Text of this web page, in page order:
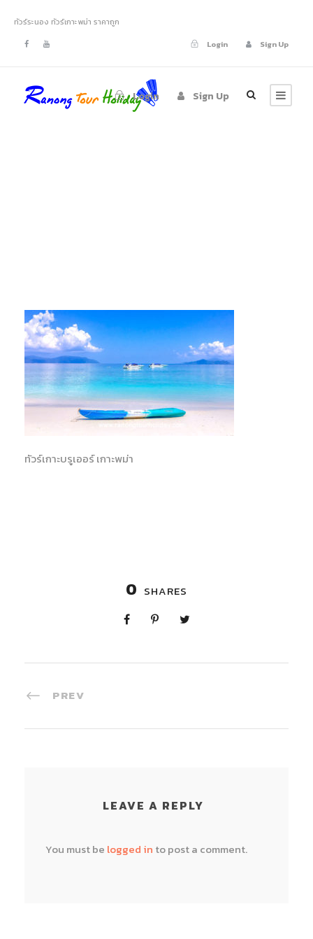
ทัวร์ระนอง ทัวร์เกาะพม่า ราคาถูก
Login
Sign Up
Login Sign Up
ทัวร์เกาะบรูเออร์ เกาะพม่า
0 SHARES
PREV
LEAVE A REPLY
You must be logged in to post a comment.